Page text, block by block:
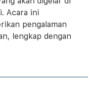
Acara ini
pengalaman
lengkap dengan